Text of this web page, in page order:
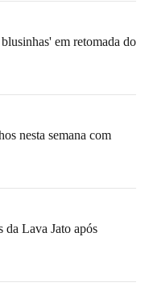
em retomada do
nesta semana com
da Lava Jato após